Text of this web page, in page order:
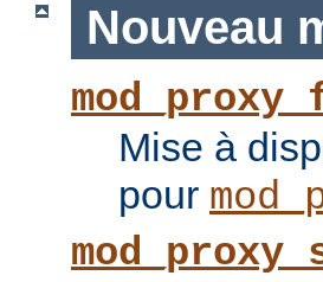
Nouveau
Mise à
pour